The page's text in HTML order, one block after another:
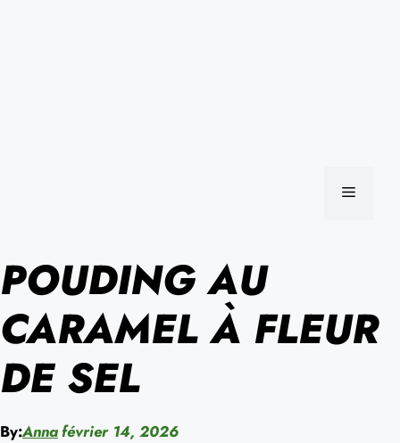
MENU
POUDING AU
CARAMEL À FLEUR
DE SEL
By:Annafévrier 14, 2026